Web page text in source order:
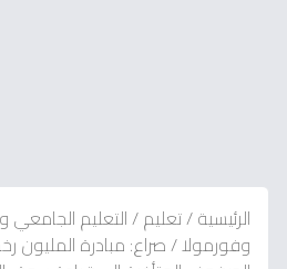
الرئيسية/تعليم/التعليم الجامعي
وفورمولا/صراع: مبادرة